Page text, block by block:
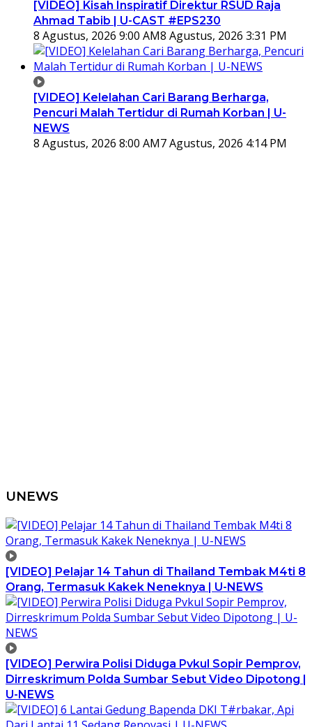
[VIDEO] Kisah Inspiratif Direktur RSUD Raja
Ahmad Tabib | U-CAST #EPS230
8 Agustus, 2026 9:00 AM8 Agustus, 2026 3:31 PM
[VIDEO] Kelelahan Cari Barang Berharga,
Pencuri Malah Tertidur di Rumah Korban | U-
NEWS
8 Agustus, 2026 8:00 AM7 Agustus, 2026 4:14 PM
UNEWS
[VIDEO] Pelajar 14 Tahun di Thailand Tembak M4ti 8
Orang, Termasuk Kakek Neneknya | U-NEWS
[VIDEO] Perwira Polisi Diduga Pvkul Sopir Pemprov,
Dirreskrimum Polda Sumbar Sebut Video Dipotong |
U-NEWS